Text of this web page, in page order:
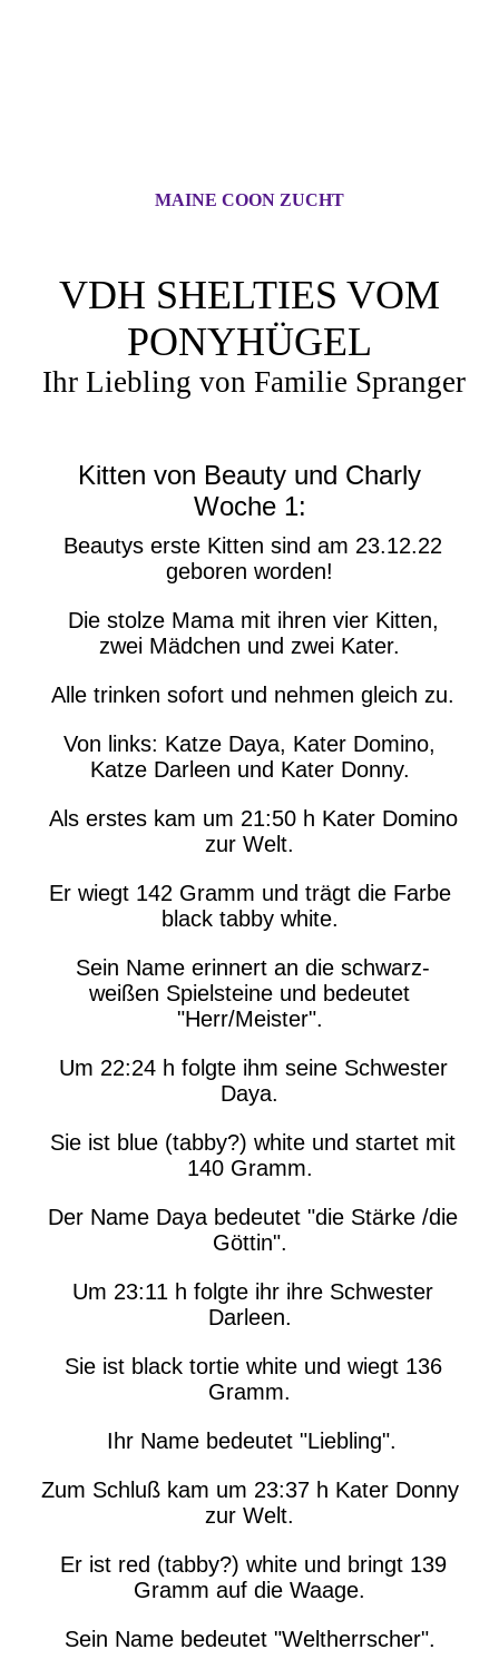
MAINE COON ZUCHT
VDH SHELTIES VOM
PONYHÜGEL
Ihr Liebling von Familie Spranger
Kitten von Beauty und Charly
Woche 1:
Beautys erste Kitten sind am 23.12.22
geboren worden!
Die stolze Mama mit ihren vier Kitten,
zwei Mädchen und zwei Kater.
Alle trinken sofort und nehmen gleich zu.
Von links: Katze Daya, Kater Domino,
Katze Darleen und Kater Donny.
Als erstes kam um 21:50 h Kater Domino
zur Welt.
Er wiegt 142 Gramm und trägt die Farbe
black tabby white.
Sein Name erinnert an die schwarz-
weißen Spielsteine und bedeutet
"Herr/Meister".
Um 22:24 h folgte ihm seine Schwester
Daya.
Sie ist blue (tabby?) white und startet mit
140 Gramm.
Der Name Daya bedeutet "die Stärke /die
Göttin".
Um 23:11 h folgte ihr ihre Schwester
Darleen.
Sie ist black tortie white und wiegt 136
Gramm.
Ihr Name bedeutet "Liebling".
Zum Schluß kam um 23:37 h Kater Donny
zur Welt.
Er ist red (tabby?) white und bringt 139
Gramm auf die Waage.
Sein Name bedeutet "Weltherrscher".